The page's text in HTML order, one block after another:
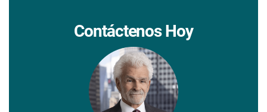
Contáctenos Hoy